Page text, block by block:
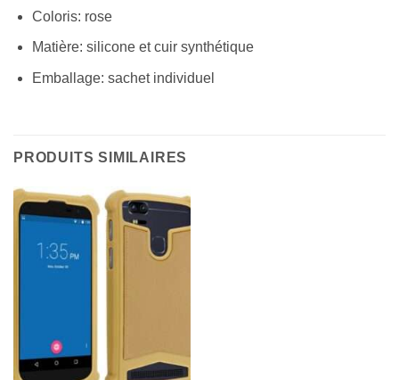
Coloris: rose
Matière: silicone et cuir synthétique
Emballage: sachet individuel
PRODUITS SIMILAIRES